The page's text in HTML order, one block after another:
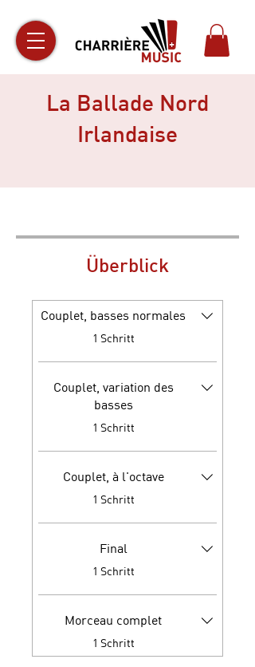
La Ballade Nord
Irlandaise
Überblick
Couplet, basses normales
.
1 Schritt
Couplet, variation des
basses
.
1 Schritt
Couplet, à l'octave
.
1 Schritt
Final
.
1 Schritt
Morceau complet
.
1 Schritt